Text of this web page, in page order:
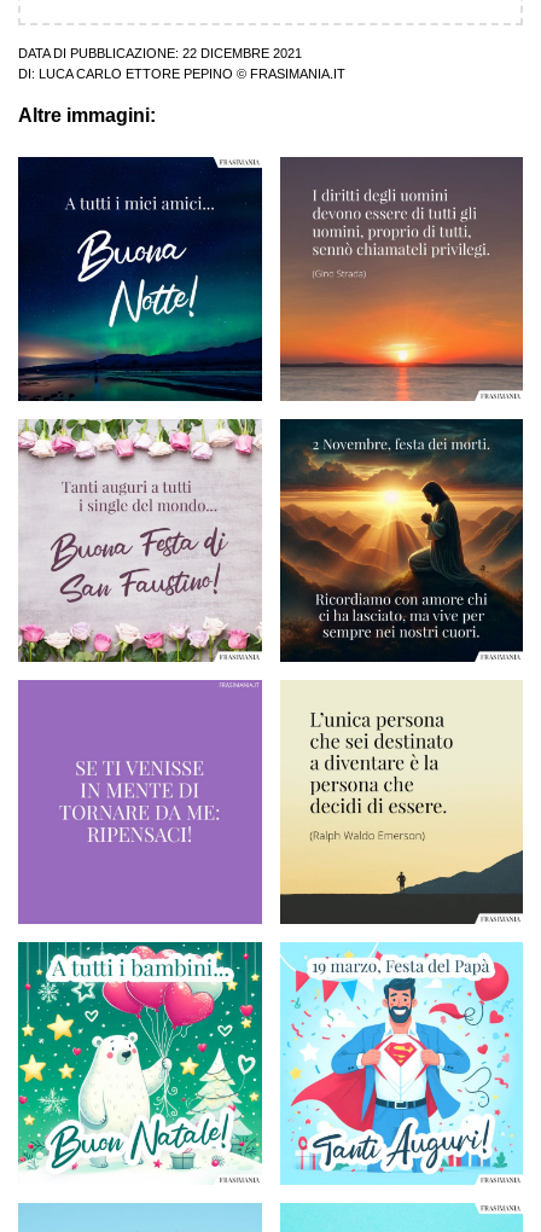
DATA DI PUBBLICAZIONE: 22 DICEMBRE 2021
DI:
LUCA CARLO ETTORE PEPINO © FRASIMANIA.IT
Altre immagini: